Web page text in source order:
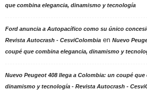
que combina elegancia, dinamismo y tecnología
Ford anuncia a Autopacífico como su único
Revista Autocrash - CesviColombia en Nuevo
coupé que combina elegancia, dinamismo y
Nuevo Peugeot 408 llega a Colombia: un coupé que
dinamismo y tecnología - Revista Autocrash -